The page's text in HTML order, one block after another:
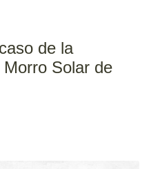
de la
Solar de